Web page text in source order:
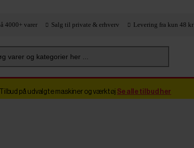
4000+ varer Salg til private & erhverv Levering fra kun 48 kr
varer og kategorier her ...
på udvalgte maskiner og værktøj Se alle tilbud her